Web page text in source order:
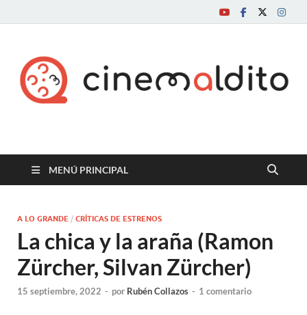
Cine maldito
MENÚ PRINCIPAL
A LO GRANDE / CRÍTICAS DE ESTRENOS
La chica y la araña (Ramon
Zürcher, Silvan Zürcher)
15 septiembre, 2022 - por Rubén Collazos - 1 comentario